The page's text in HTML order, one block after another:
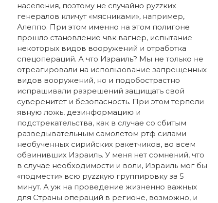
населения, поэтому не случайно руzzких
генералов кличут «мясниками», например,
Алеппо. При этом именно на этом полигоне
прошло становление чвк вагнер, испытание
некоторых видов вооружений и отработка
спецопераций. А что Израиль? Мы не только не
отреагировали на использование запрещенных
видов вооружений, но и подобострастно
испрашивали разрешений защищать свой
суверенитет и безопасность. При этом терпели
явную ложь, дезинформацию и
подстрекательства, как в случае со сбитым
разведывательным самолетом ртф силами
необученных сирийских ракетчиков, во всем
обвинивших Израиль. У меня нет сомнений, что
в случае необходимости и воли, Израиль мог бы
«подмести» всю руzzкую группировку за 5
минут. А уж на проведение жизненно важных
для Страны операций в регионе, возможно, и